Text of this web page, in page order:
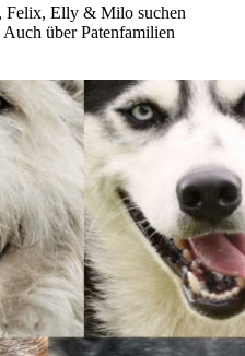
Felix, Elly & Milo suchen
über Patenfamilien